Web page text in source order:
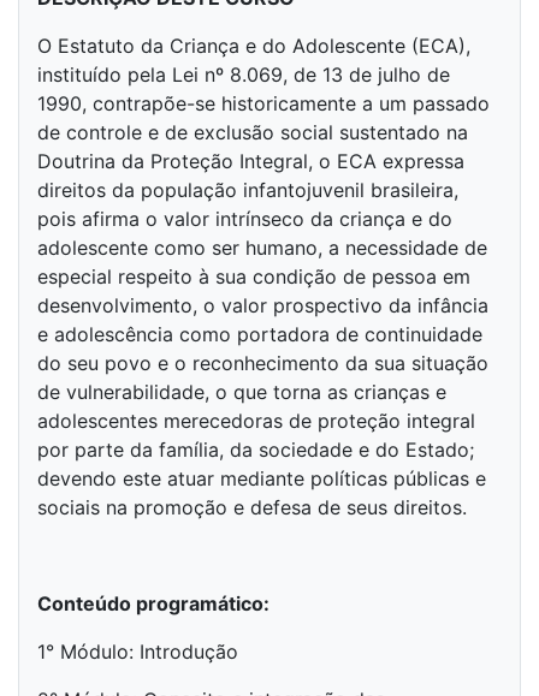
O Estatuto da Criança e do Adolescente (ECA),
instituído pela Lei nº 8.069, de 13 de julho de
1990, contrapõe-se historicamente a um passado
de controle e de exclusão social sustentado na
Doutrina da Proteção Integral, o ECA expressa
direitos da população infantojuvenil brasileira,
pois afirma o valor intrínseco da criança e do
adolescente como ser humano, a necessidade de
especial respeito à sua condição de pessoa em
desenvolvimento, o valor prospectivo da infância
e adolescência como portadora de continuidade
do seu povo e o reconhecimento da sua situação
de vulnerabilidade, o que torna as crianças e
adolescentes merecedoras de proteção integral
por parte da família, da sociedade e do Estado;
devendo este atuar mediante políticas públicas e
sociais na promoção e defesa de seus direitos.
Conteúdo programático:
1° Módulo: Introdução